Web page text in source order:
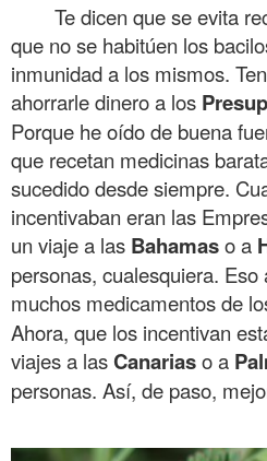
Te dicen que se evita
que no se habitúen los
inmunidad a los mismos.
ahorrarle dinero a los
Porque he oído de buena
que recetan medicinas
sucedido desde siempre.
incentivaban eran las
un viaje a las Bahamaso a
personas, cualesquiera.
muchos medicamentos de
Ahora, que los incentivan
viajes a lasCanariaso a
personas. Así, de paso,